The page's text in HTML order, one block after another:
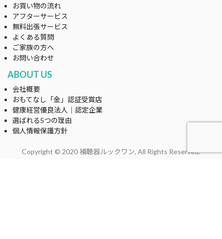
お買い物の流れ
アフターサービス
無料出張サービス
よくある質問
ご家族の方へ
お問い合わせ
ABOUT US
会社概要
おもてなし「金」認証受賞店
健康経営優良法人｜認定企業
選ばれる5つの理由
個人情報保護方針
Copyright © 2020 補聴器ルックワン, All Rights Reserved.